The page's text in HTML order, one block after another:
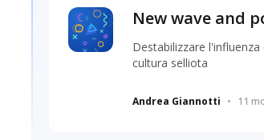
New wave and
Destabilizzare
cultura selliota
Andrea Giannotti • 11